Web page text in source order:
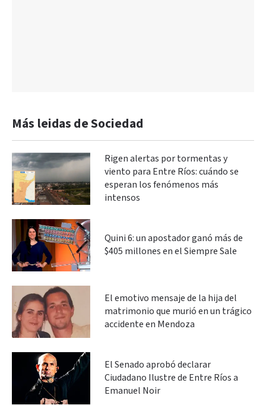
Más leidas de Sociedad
Rigen alertas por tormentas y
viento para Entre Ríos: cuándo se
esperan los fenómenos más
intensos
Quini 6: un apostador ganó más de
$405 millones en el Siempre Sale
El emotivo mensaje de la hija del
matrimonio que murió en un trágico
accidente en Mendoza
El Senado aprobó declarar
Ciudadano Ilustre de Entre Ríos a
Emanuel Noir